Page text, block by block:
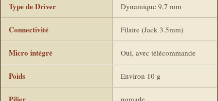
Type de Driver Dynamique 9,7 mm
Connectivité Filaire (Jack 3.5mm)
Micro intégré Oui, avec télécommande
Poids Environ 10 g
nomade